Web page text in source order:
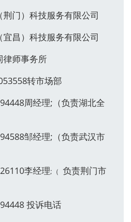
门）科技服务有限公司
昌）科技服务有限公司
律师事务所
转市场部
周经理;（负责湖北全
邹经理;（负责武汉市
李经理;（ 负责荆门市
投诉电话